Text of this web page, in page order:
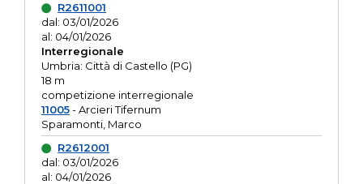
R2611001
dal: 03/01/2026
al: 04/01/2026
Interregionale
Umbria: Città di Castello (PG)
18 m
competizione interregionale
11005- Arcieri Tifernum
Sparamonti, Marco
R2612001
dal: 03/01/2026
al: 04/01/2026